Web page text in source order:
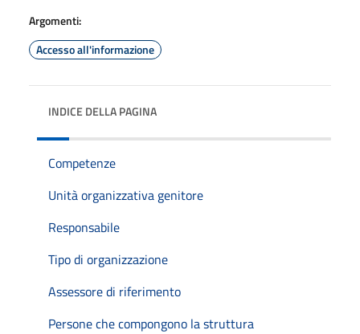
Argomenti:
Accesso all'informazione
INDICE DELLA PAGINA
Competenze
Unità organizzativa genitore
Responsabile
Tipo di organizzazione
Assessore di riferimento
Persone che compongono la struttura